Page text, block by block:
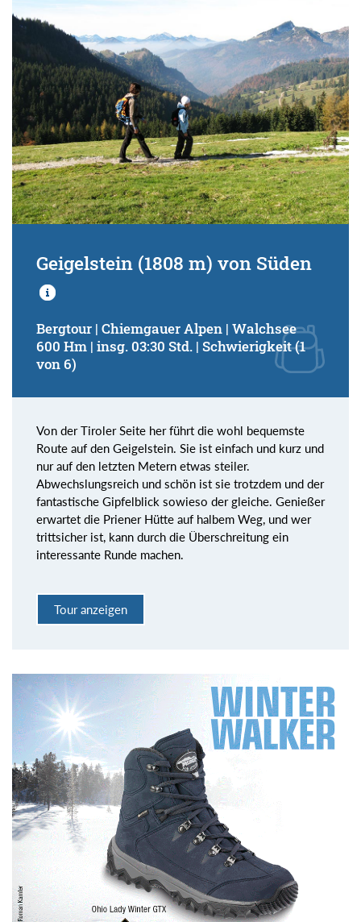
von
Kondition (Tourdauer):
von
bis
Suchbegriff:
Geigelstein (1808 m) von Süden
Bergtour | Chiemgauer Alpen | Walchsee
600 Hm | insg. 03:30 Std. | Schwierigkeit (1
von 6)
Von der Tiroler Seite her führt die wohl bequemste
Route auf den Geigelstein. Sie ist einfach und kurz und
nur auf den letzten Metern etwas steiler.
Abwechslungsreich und schön ist sie trotzdem und der
fantastische Gipfelblick sowieso der gleiche. Genießer
erwartet die Priener Hütte auf halbem Weg, und wer
trittsicher ist, kann durch die Überschreitung ein
interessante Runde machen.
Tour anzeigen